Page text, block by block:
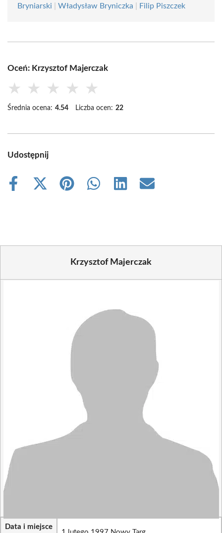
Bryniarski Władysław Bryniczka Filip Piszczek
Oceń: Krzysztof Majerczak
★ ★ ★ ★ ★
Średnia ocena: 4.54 Liczba ocen: 22
Udostępnij
Share
Share
Share
Share
Share
Share
Krzysztof Majerczak
Data i miejsce